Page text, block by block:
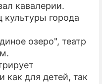
кавалерии.
культуры города
озеро", театр
как для детей, так